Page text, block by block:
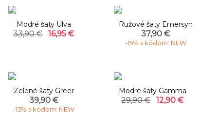
Modré šaty Ulva
33,90 € 16,95 €
Ružové šaty Emersyn
37,90 €
-15% s kódom: NEW
Zelené šaty Greer
39,90 €
-15% s kódom: NEW
Modré šaty Gamma
29,90 € 12,90 €